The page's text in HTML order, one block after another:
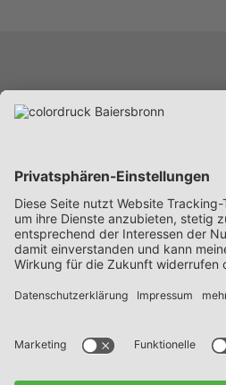
Karriere
News
Beschaffung
Kontakt
FAQs Datenschutz Impressum